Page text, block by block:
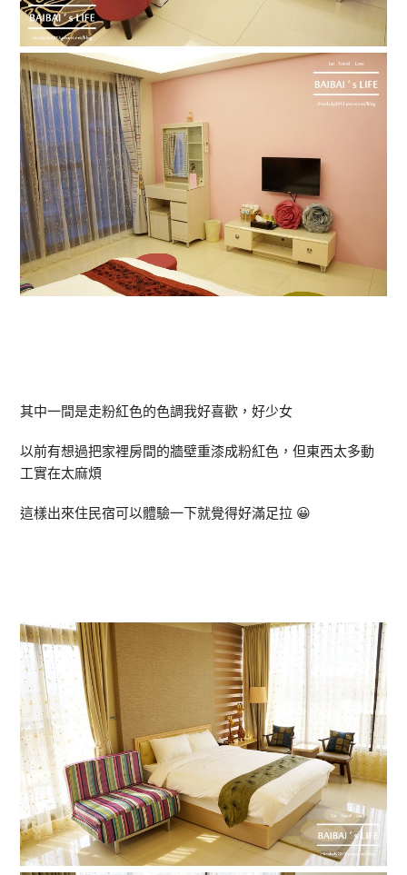
其中一間是走粉紅色的色調我好喜歡，好少女
以前有想過把家裡房間的牆壁重漆成粉紅色，但東西太多動
工實在太麻煩
這樣出來住民宿可以體驗一下就覺得好滿足拉 😀